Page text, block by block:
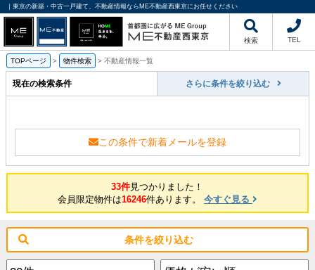
｜東京の新築・中古一戸建て、不動産情報ならME不動産西東京にお任せください
検索 TEL
TOPページ > 物件検索 > 不動産情報一覧
現在の検索条件 さらに条件を絞り込む
この条件で新着メールを登録
33件見つかりました！
会員限定物件は16246件あります。 今すぐ見る
条件を絞り込む